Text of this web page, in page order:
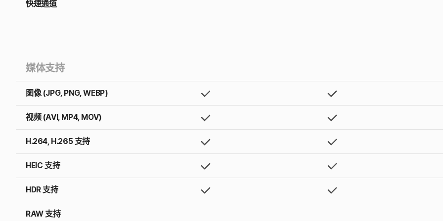
快速通道
媒体支持
图像 (JPG, PNG, WEBP)
视频 (AVI, MP4, MOV)
H.264, H.265 支持
HEIC 支持
HDR 支持
RAW 支持